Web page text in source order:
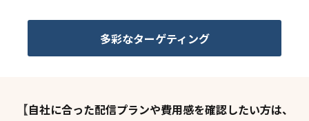
多彩なターゲティング
【自社に合った配信プランや費用感を確認したい方は、